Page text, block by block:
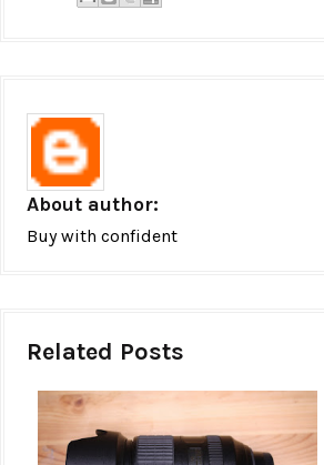
About author:
Buy with confident
Related Posts